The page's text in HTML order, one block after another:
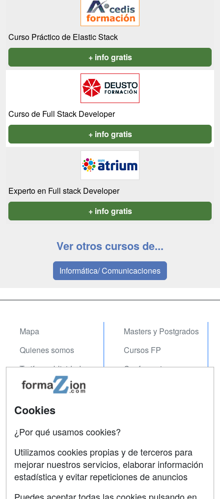
Curso Práctico de Elastic Stack
+ info gratis
Curso de Full Stack Developer
+ info gratis
Experto en Full stack Developer
+ info gratis
Ver otros cursos de...
Informática/ Comunicaciones
Mapa
Quienes somos
Tarifas publicidad
Acceso Usuarios
Acceso Centros
Masters y Postgrados
Cursos FP
Conferencias
Contactar
Confidencialidad
Aviso legal
Cookies
¿Por qué usamos cookies?
Utilizamos cookies propias y de terceros para
mejorar nuestros servicios, elaborar información
estadística y evitar repeticiones de anuncios